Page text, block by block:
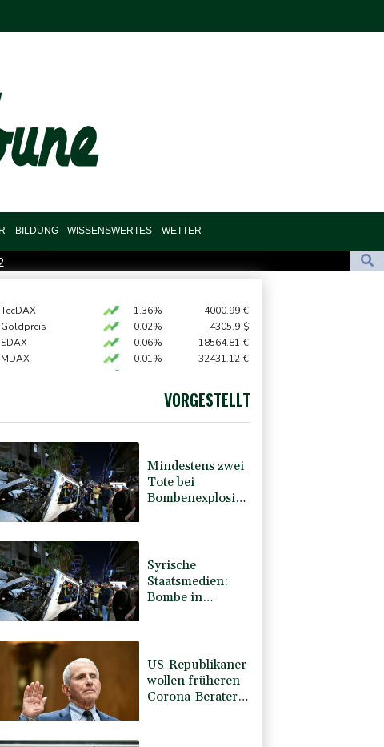
BILDUNG WISSENSWERTES WETTER
nach nur einem Tag gebrochen
sprintet am Etappensieg vorbei
TecDAX 1.36% 4000.99 €
Goldpreis
0.02% 4305.9 $
SDAX
0.06% 18564.81 €
MDAX
0.01% 32431.12 €
6502.56 €
-0.28% 1.1523 $
VORGESTELLT
Mindestens zwei
Tote bei
Bombenexplosion
Syrische
Staatsmedien:
Bombe in
US-Republikaner
wollen früheren
Corona-Berater